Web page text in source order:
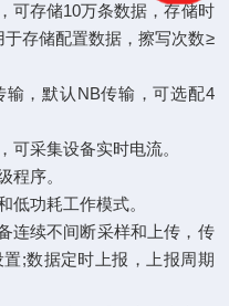
存储10万条数据，存储时
存储配置数据，擦写次数≥
，默认NB传输，可选配4
采集设备实时电流。
序。
功耗工作模式。
续不间断采样和上传，传
;数据定时上报，上报周期